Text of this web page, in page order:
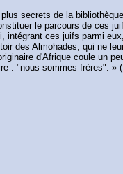
secrets de la
le parcours de ces
intégrant ces juifs parmi
des Almohades, qui ne
d'Afrique coule un
: "nous sommes frères". »